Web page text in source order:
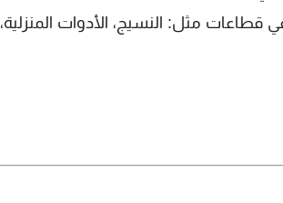
قطاعات مثل: النسيج، الأدوات المنزلية،